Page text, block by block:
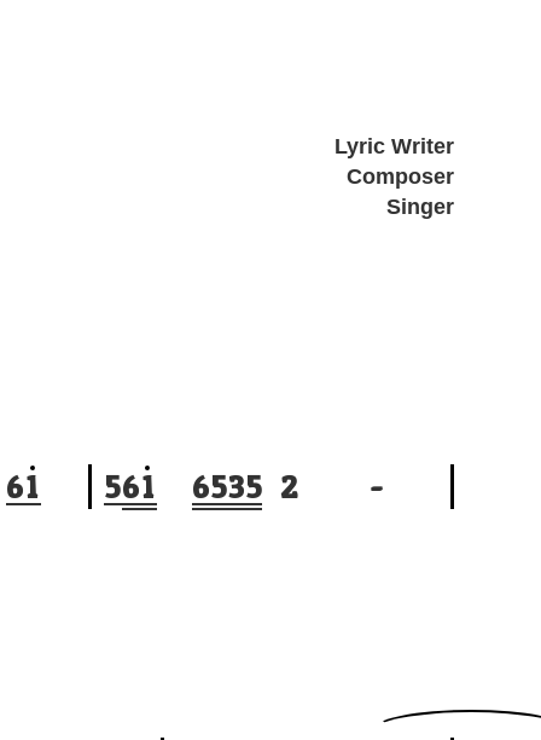
Lyric Writer
Composer
Singer
61 561 6535 2 -